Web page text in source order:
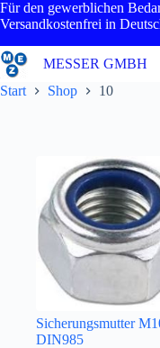
Zum
Inhalt
Für den gewerblichen
Versandkostenfrei in
MESSER GMBH
Start
Shop 10
Sicherungsmutter
DIN985